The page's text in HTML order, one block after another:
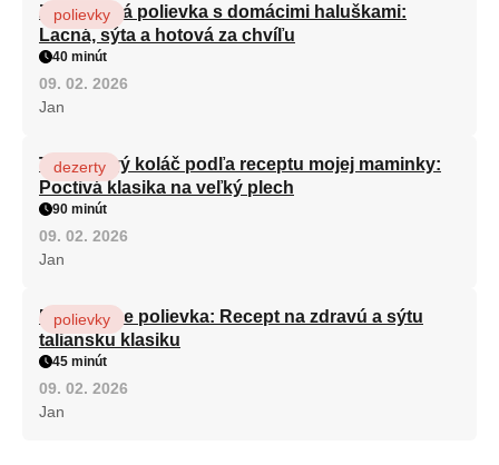
Zeleninová polievka s domácimi haluškami:
Lacná, sýta a hotová za chvíľu
polievky
40 minút
09. 02. 2026
Jan
Tvarohový koláč podľa receptu mojej maminky:
Poctivá klasika na veľký plech
dezerty
90 minút
09. 02. 2026
Jan
Minestrone polievka: Recept na zdravú a sýtu
taliansku klasiku
polievky
45 minút
09. 02. 2026
Jan